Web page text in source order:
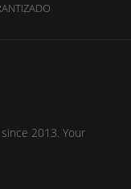
2013. Your